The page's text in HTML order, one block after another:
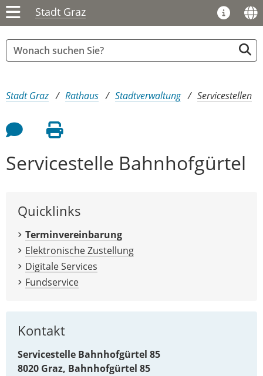
Stadt Graz
Sie sind hier:
Stadt Graz Rathaus Stadtverwaltung Servicestellen
Feedback an Autor
Seite drucken
Servicestelle Bahnhofgürtel
Quicklinks
Terminvereinbarung
Elektronische Zustellung
Digitale Services
Fundservice
Kontakt
Servicestelle Bahnhofgürtel 85
8020 Graz, Bahnhofgürtel 85